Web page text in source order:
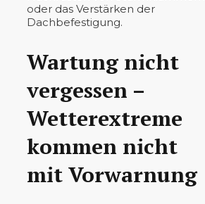
oder das Verstärken der
Dachbefestigung.
Wartung nicht
vergessen –
Wetterextreme
kommen nicht
mit Vorwarnung